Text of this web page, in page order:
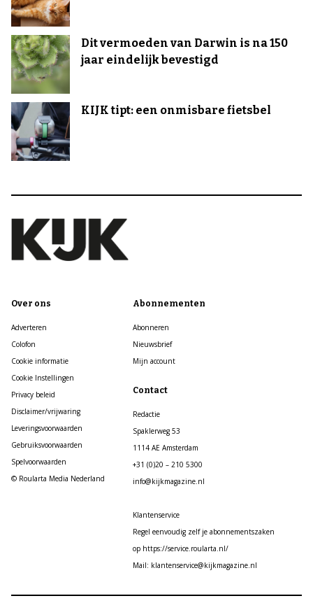
Dit vermoeden van Darwin is na 150
jaar eindelijk bevestigd
KIJK tipt: een onmisbare fietsbel
Over ons
Adverteren
Colofon
Cookie informatie
Cookie Instellingen
Privacy beleid
Disclaimer/vrijwaring
Leveringsvoorwaarden
Gebruiksvoorwaarden
Spelvoorwaarden
© Roularta Media Nederland
Abonnementen
Abonneren
Nieuwsbrief
Mijn account
Contact
Redactie
Spaklerweg 53
1114 AE Amsterdam
+31 (0)20 – 210 5300
info@kijkmagazine.nl
Klantenservice
Regel eenvoudig zelf je abonnementszaken
op https://service.roularta.nl/
Mail: klantenservice@kijkmagazine.nl